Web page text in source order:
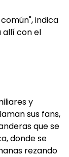
indica
allí con el
y
sus fans,
que se
donde se
rezando